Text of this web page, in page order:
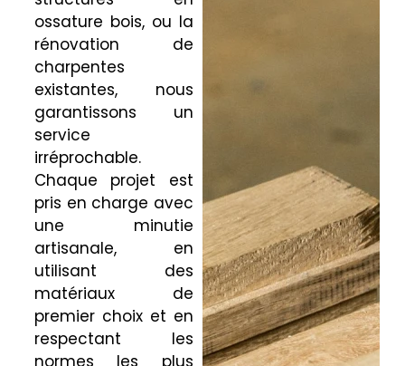
ossature bois, ou la
rénovation de
charpentes
existantes, nous
garantissons un
service
irréprochable.
Chaque projet est
pris en charge avec
une minutie
artisanale, en
utilisant des
matériaux de
premier choix et en
respectant les
normes les plus